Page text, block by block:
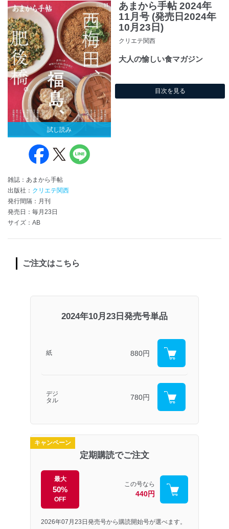
試し読み
雑誌：あまから手帖
出版社： クリエテ関西
発行間隔：月刊
発売日：毎月23日
サイズ：AB
あまから手帖 2024年
11月号 (発売日2024年
10月23日)
クリエテ関西
大人の愉しい食マガジン
目次を見る
ご注文はこちら
2024年10月23日発売号単品
紙 880円
デジ
タル
780円
キャンペーン
定期購読でご注文
最大
50%
OFF
この号なら
440円
2026年07月23日発売号から購読開始号が選べます。